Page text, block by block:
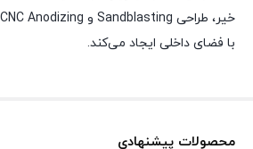
با فضای داخلی ایجاد می‌کند.
محصولات پیشنهادی